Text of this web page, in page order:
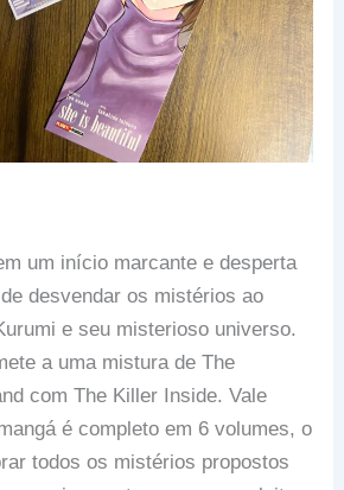
um início marcante e desperta
desvendar os mistérios ao
e seu misterioso universo.
a uma mistura de The
com The Killer Inside. Vale
é completo em 6 volumes, o
todos os mistérios propostos